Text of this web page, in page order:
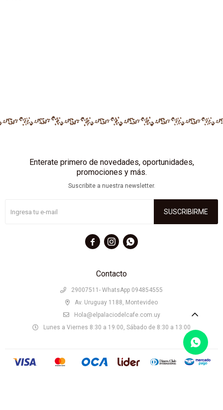
Contacto
29007511- WhatsApp 094854555
Av. Uruguay 1188, Montevideo
Hola@elpalaciodelcafe.com.uy
Lunes a Viernes 8:30 a 19:00, Sábado de 8:30 a 13:00
Enterate primero de novedades, oportunidades,
promociones y más.
Suscribite a nuestra newsletter.
SUSCRIBIRME
  